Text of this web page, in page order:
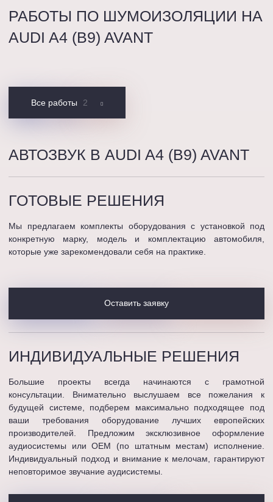
РАБОТЫ ПО ШУМОИЗОЛЯЦИИ НА
AUDI A4 (B9) AVANT
Все работы 2
АВТОЗВУК В AUDI A4 (B9) AVANT
ГОТОВЫЕ РЕШЕНИЯ
Мы предлагаем комплекты оборудования с установкой под
конкретную марку, модель и комплектацию автомобиля,
которые уже зарекомендовали себя на практике.
Оставить заявку
ИНДИВИДУАЛЬНЫЕ РЕШЕНИЯ
Большие проекты всегда начинаются с грамотной
консультации. Внимательно выслушаем все пожелания к
будущей системе, подберем максимально подходящее под
ваши требования оборудование лучших европейских
производителей. Предложим эксклюзивное оформление
аудиосистемы или OEM (по штатным местам) исполнение.
Индивидуальный подход и внимание к мелочам, гарантируют
неповторимое звучание аудисистемы.